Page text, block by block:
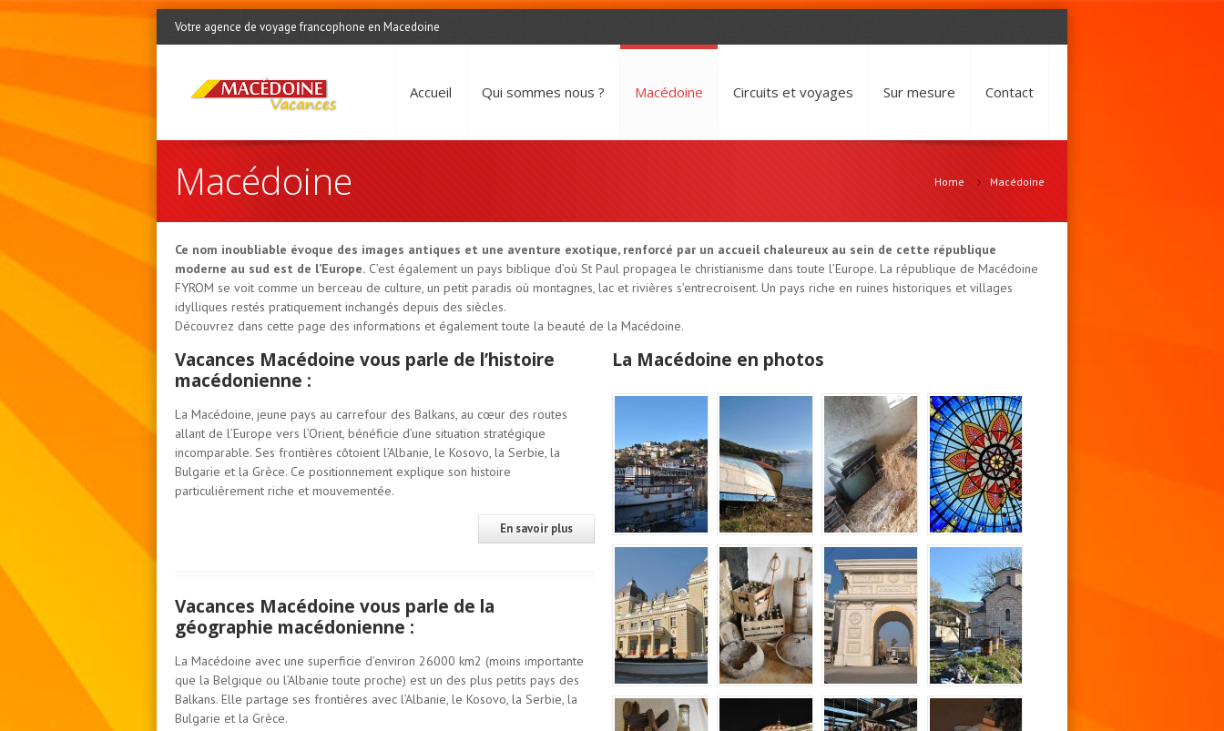
Votre agence de voyage francophone en Macedoine
Accueil Qui sommes nous ? Macédoine Circuits et voyages Sur mesure Contact
Macédoine Home Macédoine
Ce nom inoubliable évoque des images antiques et une aventure exotique, renforcé par un accueil chaleureux au sein de cette république
moderne au sud est de l’Europe. C’est également un pays biblique d’où St Paul propagea le christianisme dans toute l’Europe. La république de Macédoine
FYROM se voit comme un berceau de culture, un petit paradis où montagnes, lac et rivières s’entrecroisent. Un pays riche en ruines historiques et villages
idylliques restés pratiquement inchangés depuis des siècles.
Découvrez dans cette page des informations et également toute la beauté de la Macédoine.
Vacances Macédoine vous parle de l’histoire
macédonienne :
La Macédoine, jeune pays au carrefour des Balkans, au cœur des routes
allant de l’Europe vers l’Orient, bénéficie d’une situation stratégique
incomparable. Ses frontières côtoient l’Albanie, le Kosovo, la Serbie, la
Bulgarie et la Grèce. Ce positionnement explique son histoire
particulièrement riche et mouvementée.
En savoir plus
Vacances Macédoine vous parle de la
géographie macédonienne :
La Macédoine avec une superficie d’environ 26000 km2 (moins importante
que la Belgique ou l’Albanie toute proche) est un des plus petits pays des
Balkans. Elle partage ses frontières avec l’Albanie, le Kosovo, la Serbie, la
Bulgarie et la Grèce.
La Macédoine en photos